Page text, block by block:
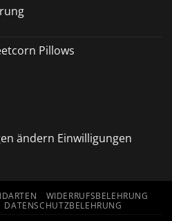
Pillows
ändern Einwilligungen
WIDERRUFSBELEHRUNG
DATENSCHUTZBELEHRUNG